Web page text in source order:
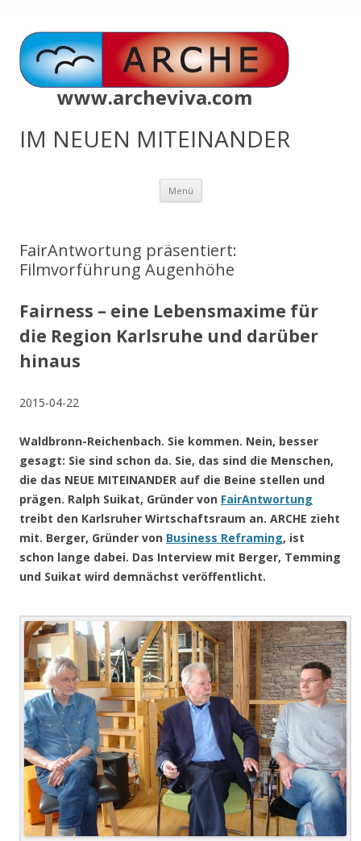
www.archeviva.com
IM NEUEN MITEINANDER
Menü Zum
springen
FairAntwortung präsentiert:
Filmvorführung Augenhöhe
Fairness – eine Lebensmaxime für
die Region Karlsruhe und darüber
hinaus
2015-04-22
Waldbronn-Reichenbach. Sie kommen. Nein, besser
gesagt: Sie sind schon da. Sie, das sind die Menschen,
die das NEUE MITEINANDER auf die Beine stellen und
prägen. Ralph Suikat, Gründer von FairAntwortung
treibt den Karlsruher Wirtschaftsraum an. ARCHE zieht
mit. Berger, Gründer von Business Reframing, ist
schon lange dabei. Das Interview mit Berger, Temming
und Suikat wird demnächst veröffentlicht.